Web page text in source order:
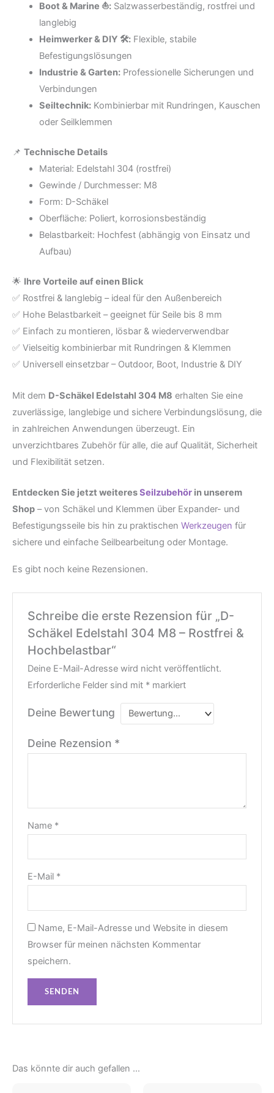
Boot & Marine ⛵:Salzwasserbeständig, rostfrei und
langlebig
Heimwerker & DIY 🛠️:Flexible, stabile
Befestigungslösungen
Industrie & Garten:Professionelle Sicherungen und
Verbindungen
Seiltechnik:Kombinierbar mit Rundringen, Kauschen
oder Seilklemmen
📌 Technische Details
Material: Edelstahl 304 (rostfrei)
Gewinde / Durchmesser: M8
Form: D-Schäkel
Oberfläche: Poliert, korrosionsbeständig
Belastbarkeit: Hochfest (abhängig von Einsatz und
Aufbau)
🌟 Ihre Vorteile auf einen Blick
✅ Rostfrei & langlebig – ideal für den Außenbereich
✅ Hohe Belastbarkeit – geeignet für Seile bis 8 mm
✅ Einfach zu montieren, lösbar & wiederverwendbar
✅ Vielseitig kombinierbar mit Rundringen & Klemmen
✅ Universell einsetzbar – Outdoor, Boot, Industrie & DIY
Mit dem D-Schäkel Edelstahl 304 M8 erhalten Sie eine
zuverlässige, langlebige und sichere Verbindungslösung, die
in zahlreichen Anwendungen überzeugt. Ein
unverzichtbares Zubehör für alle, die auf Qualität, Sicherheit
und Flexibilität setzen.
Entdecken Sie jetzt weiteresSeilzubehör in unserem
Shop – von Schäkel und Klemmen über Expander- und
Befestigungsseile bis hin zu praktischen Werkzeugen für
sichere und einfache Seilbearbeitung oder Montage.
Es gibt noch keine Rezensionen.
Schreibe die erste Rezension für „D-
Schäkel Edelstahl 304 M8 – Rostfrei &
Hochbelastbar“
Deine E-Mail-Adresse wird nicht veröffentlicht.
Erforderliche Felder sind mit * markiert
Deine Bewertung
Deine Rezension *
Name *
E-Mail *
Name, E-Mail-Adresse und Website in diesem
Browser für meinen nächsten Kommentar
speichern.
Das könnte dir auch gefallen …